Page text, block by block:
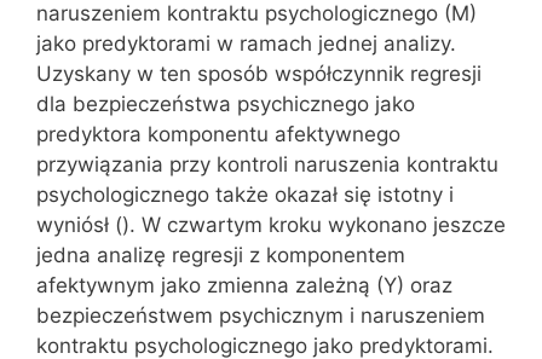
naruszeniem kontraktu psychologicznego (M)
jako predyktorami w ramach jednej analizy.
Uzyskany w ten sposób współczynnik regresji
dla bezpieczeństwa psychicznego jako
predyktora komponentu afektywnego
przywiązania przy kontroli naruszenia kontraktu
psychologicznego także okazał się istotny i
wyniósł (). W czwartym kroku wykonano jeszcze
jedna analizę regresji z komponentem
afektywnym jako zmienna zależną (Y) oraz
bezpieczeństwem psychicznym i naruszeniem
kontraktu psychologicznego jako predyktorami.